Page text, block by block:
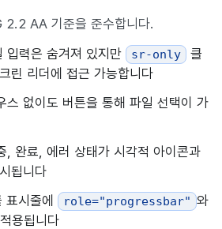
AA 기준을 준수합니다.
입력은 숨겨져 있지만 sr-only
클
린 리더에 접근 가능합니다
스 없이도 버튼을 통해 파일 선택이 가
, 완료, 에러 상태가 시각적 아이콘과
됩니다
표시줄에 role="progressbar" 와
용됩니다